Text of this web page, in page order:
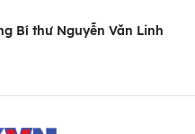
Bí thư Nguyễn Văn Linh